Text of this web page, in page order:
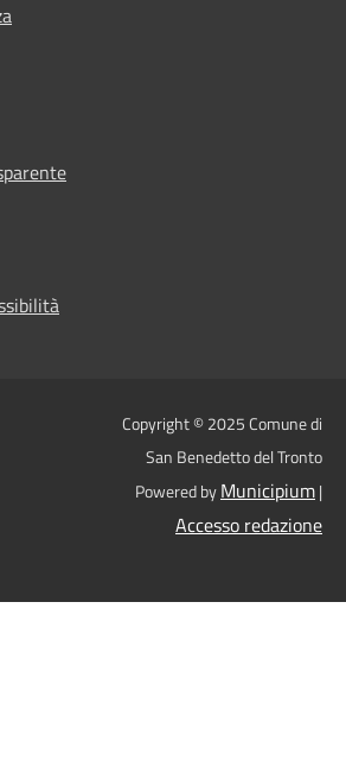
Copyright © 2025 Comune di
San Benedetto del Tronto
Powered byMunicipium|
Accesso redazione